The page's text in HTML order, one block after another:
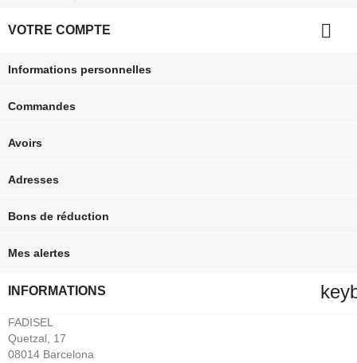
VOTRE COMPTE 
Informations personnelles
Commandes
Avoirs
Adresses
Bons de réduction
Mes alertes
INFORMATIONS
FADISEL
Quetzal, 17
08014 Barcelona